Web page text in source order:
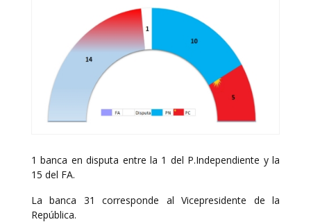
1 banca en disputa entre la 1 del P.Independiente y la
15 del FA.
La banca 31 corresponde al Vicepresidente de la
República.